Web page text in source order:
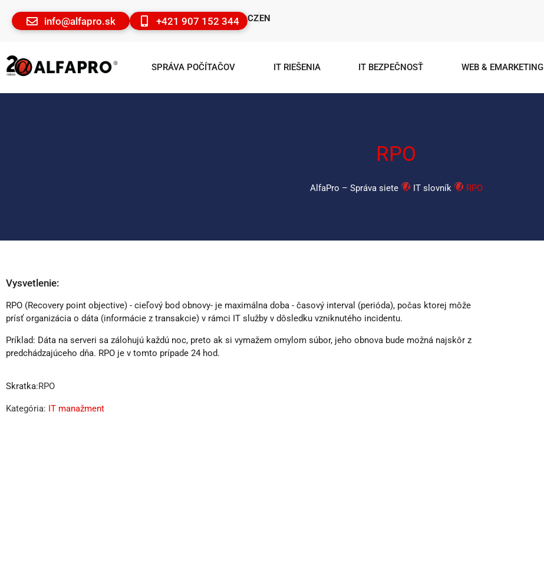
info@alfapro.sk +421 907 152 344 CZEN
SPRÁVA POČÍTAČOV IT RIEŠENIA IT BEZPEČNOSŤ WEB & EMARKETING
RPO
AlfaPro – Správa siete IT slovník RPO
Vysvetlenie:
RPO (Recovery point objective) - cieľový bod obnovy- je maximálna doba - časový interval (perióda), počas ktorej môže
prísť organizácia o dáta (informácie z transakcie) v rámci IT služby v dôsledku vzniknutého incidentu.
Príklad: Dáta na serveri sa zálohujú každú noc, preto ak si vymažem omylom súbor, jeho obnova bude možná najskôr z
predchádzajúceho dňa. RPO je v tomto prípade 24 hod.
Skratka:RPO
Kategória: IT manažment